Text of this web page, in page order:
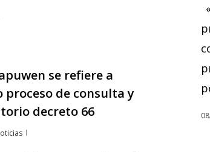
se refiere a
proceso de consulta y
decreto 66